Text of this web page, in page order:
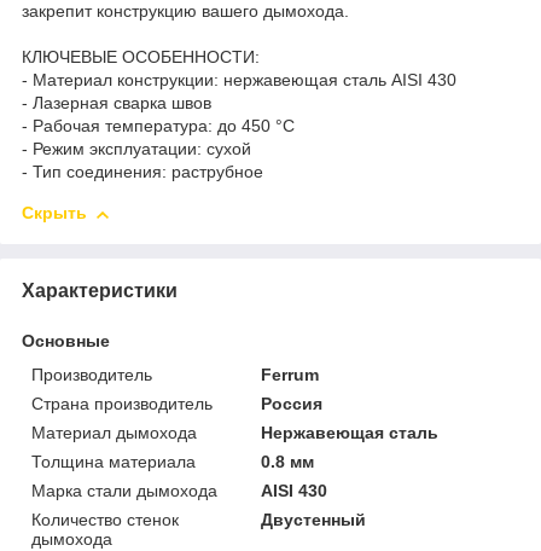
закрепит конструкцию вашего дымохода.
КЛЮЧЕВЫЕ ОСОБЕННОСТИ:
- Материал конструкции: нержавеющая сталь AISI 430
- Лазерная сварка швов
- Рабочая температура: до 450 °C
- Режим эксплуатации: сухой
- Тип соединения: раструбное
Скрыть
Характеристики
Основные
Производитель
Ferrum
Страна производитель
Россия
Материал дымохода
Нержавеющая сталь
Толщина материала
0.8 мм
Марка стали дымохода
AISI 430
Количество стенок
дымохода
Двустенный